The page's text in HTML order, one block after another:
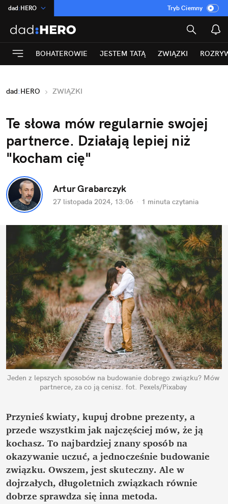
dad:HERO
:Temat
INN:Poland
ASZ:dziennik
Rozrywka
Tryb Ciemny
BOHATEROWIE JESTEM TATĄ ZWIĄZKI
dad:HERO ZWIĄZKI
Te słowa mów regularnie swojej
partnerce. Działają lepiej niż
"kocham cię"
Artur Grabarczyk
27 listopada 2024, 13:06 · 1 minuta czytania
Jeden z lepszych sposobów na budowanie dobrego związku? Mów
partnerce, za co ją cenisz. fot. Pexels/Pixabay
Przynieś kwiaty, kupuj drobne prezenty, a
przede wszystkim jak najczęściej mów, że ją
kochasz. To najbardziej znany sposób na
okazywanie uczuć, a jednocześnie budowanie
związku. Owszem, jest skuteczny. Ale w
dojrzałych, długoletnich związkach równie
dobrze sprawdza się inna metoda.